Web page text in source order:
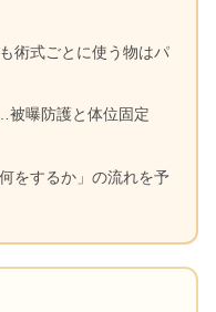
術式ごとに使う物はパ
被曝防護と体位固定
をするか」の流れを予